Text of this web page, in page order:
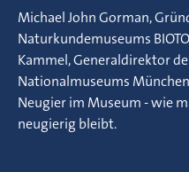
Michael John Gorman,
Naturkundemuseums
Kammel, Generaldirektor
Nationalmuseums
Neugier im Museum - wie
neugierig bleibt.